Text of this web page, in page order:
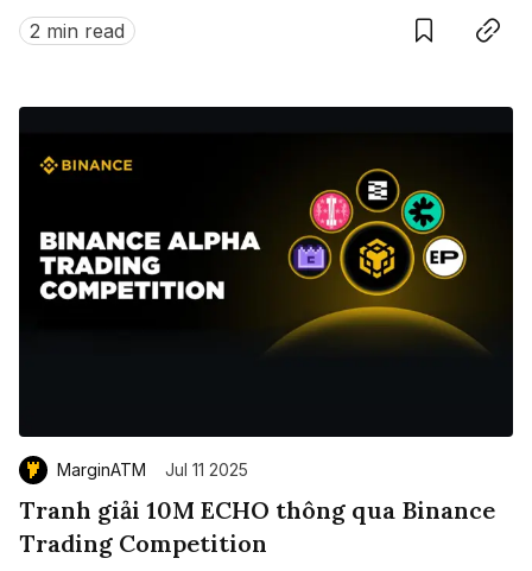
Nam.
2 min read
MarginATM Jul 11 2025
Tranh giải 10M ECHO thông qua Binance
Trading Competition